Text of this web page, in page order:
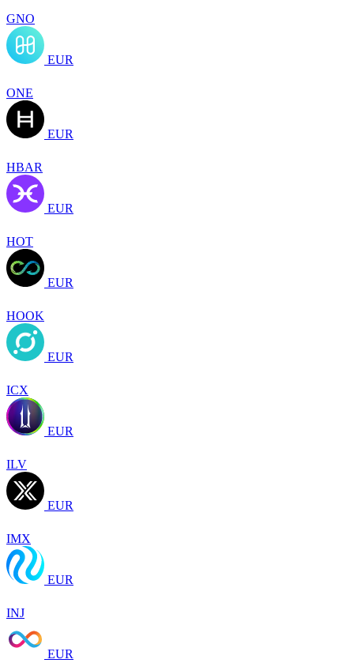
GNO
EUR
ONE
EUR
HBAR
EUR
HOT
EUR
HOOK
EUR
ICX
EUR
ILV
EUR
IMX
EUR
INJ
EUR